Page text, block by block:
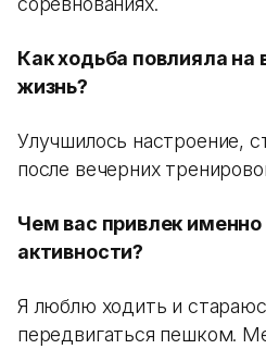
Как ходьба повлияла
жизнь?
Улучшилось настроение,
после вечерних
Чем вас привлек именно
активности?
Я люблю ходить и
передвигаться пешком.